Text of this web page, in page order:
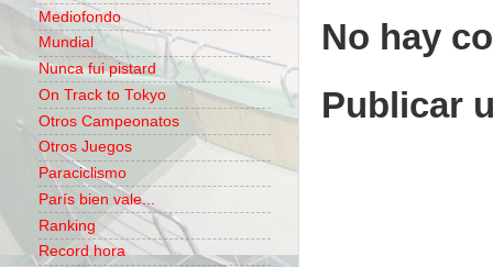
No hay
Publicar
Mediofondo
Mundial
Nunca fui pistard
On Track to Tokyo
Otros Campeonatos
Otros Juegos
Paraciclismo
París bien vale...
Ranking
Record hora